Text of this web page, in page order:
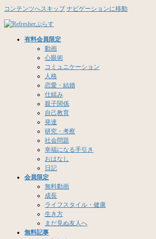
コンテンツへスキップナビゲーションに移動
有料会員限定
動画
心眼術
コミュニケーション
人格
恋愛・結婚
仕組み
親子関係
自己教育
発達
研究・考察
社会問題
幸福になる手引き
おはなし
日記
会員限定
無料動画
成長
ライフスタイル・健康
生き方
まだ見ぬ友人へ
無料記事